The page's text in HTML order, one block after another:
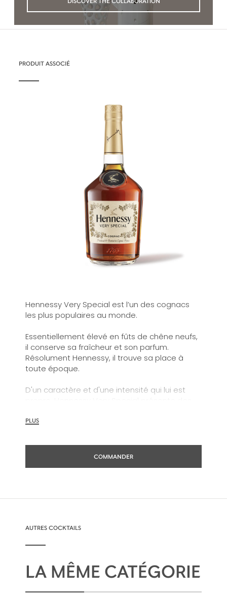
PRODUIT ASSOCIÉ
Hennessy Very Special est l’un des cognacs
les plus populaires au monde.
Essentiellement élevé en fûts de chêne neufs,
il conserve sa fraîcheur et son parfum.
Résolument Hennessy, il trouve sa place à
toute époque.
D'un caractère et d'une intensité qui lui est
des arômes riches et clairement définis en
Hennessy Very Special révèle une personnalité
PLUS
COMMANDER
AUTRES COCKTAILS
LA MÊME CATÉGORIE